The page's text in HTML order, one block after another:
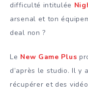
difficulté intitulée
arsenal et ton
deal non ?
Le New Game Plus
d’après le studio. Il y
récupérer et des